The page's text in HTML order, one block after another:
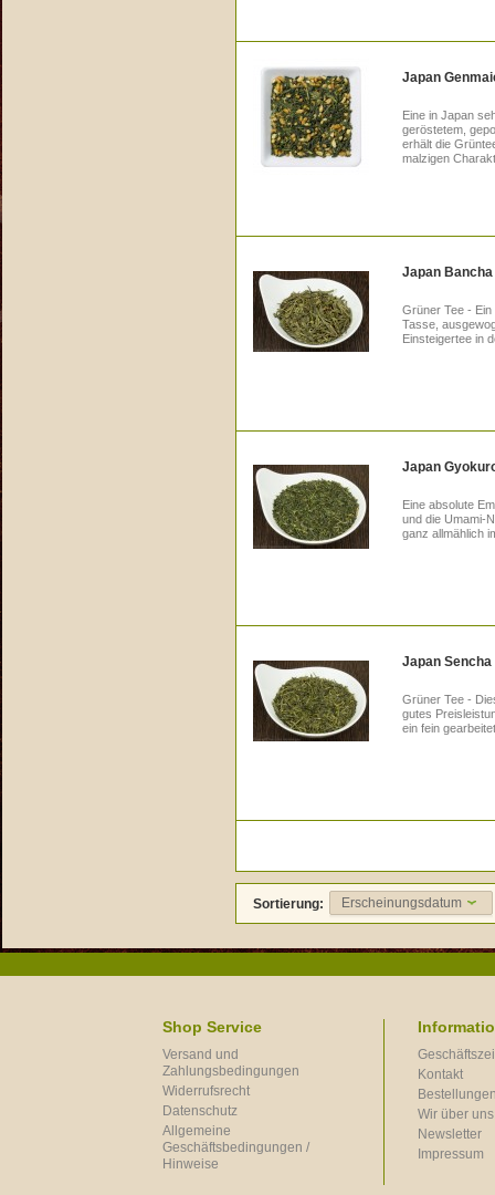
Japan
Eine in Japan
geröstetem,
erhält die
malzigen
Japan
Grüner Tee -
Tasse,
Einsteigertee in
Japan
Eine absolute
und die Umami-
ganz allmählich
Japan
Grüner Tee -
gutes
ein fein
Sortierung: Erscheinungsdatum
Shop Service
Versand und
Zahlungsbedingungen
Widerrufsrecht
Datenschutz
Allgemeine
Geschäftsbedingungen /
Hinweise
Kontakt
Wir über uns
Newsletter
Impressum